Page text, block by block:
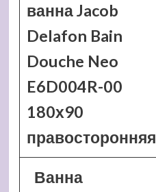
ванна Jacob
Delafon Bain
Douche Neo
E6D004R-00
180х90
правосторонняя
Ванна